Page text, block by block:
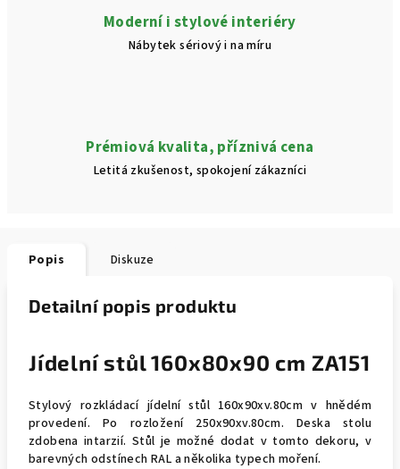
Moderní i stylové interiéry
Nábytek sériový i na míru
Prémiová kvalita, příznivá cena
Letitá zkušenost, spokojení zákazníci
Popis Diskuze
Detailní popis produktu
Jídelní stůl 160x80x90 cm ZA151
Stylový rozkládací jídelní stůl 160x90xv.80cm v hnědém
provedení. Po rozložení 250x90xv.80cm. Deska stolu
zdobena intarzií. Stůl je možné dodat v tomto dekoru, v
barevných odstínech RAL a několika typech moření.